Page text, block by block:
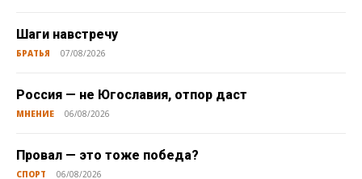
Шаги навстречу
БРАТЬЯ 07/08/2026
Россия — не Югославия, отпор даст
МНЕНИЕ 06/08/2026
Провал — это тоже победа?
СПОРТ 06/08/2026